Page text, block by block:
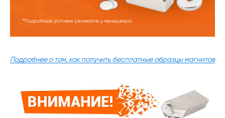
Подробнее о том, как получить бесплатные образцы магнитов